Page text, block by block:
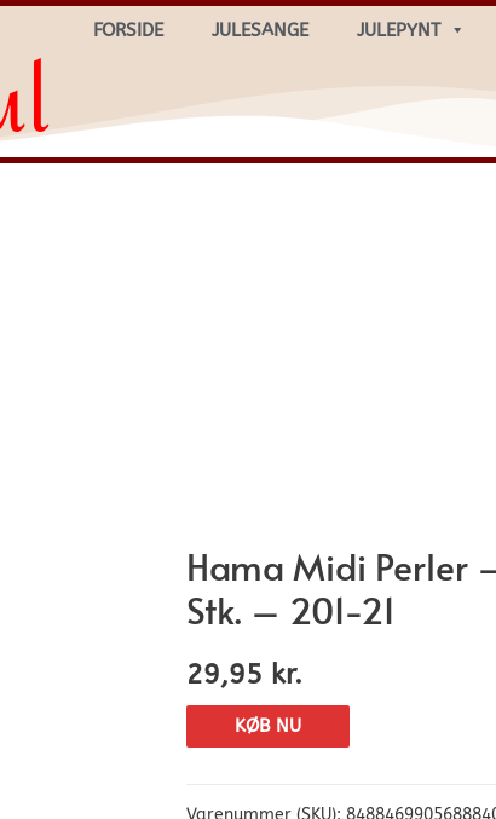
FORSIDE JULESANGE JULEPYNT
Hama Midi Perler
Stk. – 201-21
29,95 kr.
KØB NU